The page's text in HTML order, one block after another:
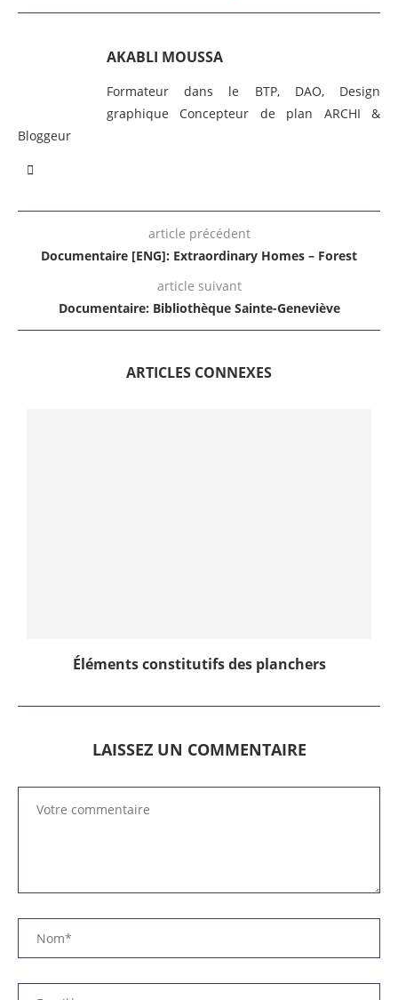
AKABLI MOUSSA
Formateur dans le BTP, DAO, Design
graphique Concepteur de plan ARCHI &
Bloggeur
article précédent
Documentaire [ENG]: Extraordinary Homes – Forest
article suivant
Documentaire: Bibliothèque Sainte-Geneviève
ARTICLES CONNEXES
Éléments constitutifs des planchers
LAISSEZ UN COMMENTAIRE